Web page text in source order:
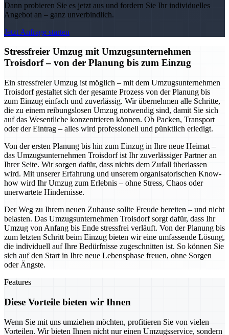
Dann probieren Sie es jetzt aus und fordern Sie Ihr individuelles
Angebot an – ganz unverbindlich.
Jetzt Anfrage starten
Stressfreier Umzug mit Umzugsunternehmen
Troisdorf – von der Planung bis zum Einzug
Ein stressfreier Umzug ist möglich – mit dem Umzugsunternehmen
Troisdorf gestaltet sich der gesamte Prozess von der Planung bis
zum Einzug einfach und zuverlässig. Wir übernehmen alle Schritte,
die zu einem reibungslosen Umzug notwendig sind, damit Sie sich
auf das Wesentliche konzentrieren können. Ob Packen, Transport
oder der Eintrag – alles wird professionell und pünktlich erledigt.
Von der ersten Planung bis hin zum Einzug in Ihre neue Heimat –
das Umzugsunternehmen Troisdorf ist Ihr zuverlässiger Partner an
Ihrer Seite. Wir sorgen dafür, dass nichts dem Zufall überlassen
wird. Mit unserer Erfahrung und unserem organisatorischen Know-
how wird Ihr Umzug zum Erlebnis – ohne Stress, Chaos oder
unerwartete Hindernisse.
Der Weg zu Ihrem neuen Zuhause sollte Freude bereiten – und nicht
belasten. Das Umzugsunternehmen Troisdorf sorgt dafür, dass Ihr
Umzug von Anfang bis Ende stressfrei verläuft. Von der Planung bis
zum letzten Schritt beim Einzug bieten wir eine umfassende Lösung,
die individuell auf Ihre Bedürfnisse zugeschnitten ist. So können Sie
sich auf den Start in Ihre neue Lebensphase freuen, ohne Sorgen
oder Ängste.
Features
Diese Vorteile bieten wir Ihnen
Wenn Sie mit uns umziehen möchten, profitieren Sie von vielen
Vorteilen. Wir bieten Ihnen nicht nur einen Umzugsservice, sondern